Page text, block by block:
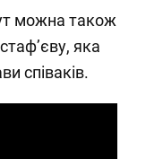
можна також
яка
співаків.